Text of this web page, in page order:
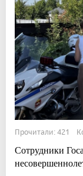
Прочитали: 421
Сотрудники